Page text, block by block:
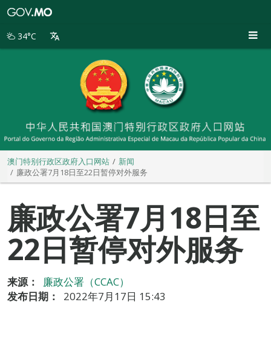
别
34°C
澳门特别行政区政府入口网站
新闻
廉政公署7月18日至22日暂停对外服务
廉政公署7月18日至
22日暂停对外服务
来源：
廉政公署（CCAC）
发布日期：
2022年7月17日 15:43